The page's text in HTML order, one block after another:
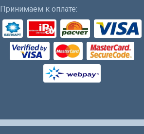
Принимаем к оплате: